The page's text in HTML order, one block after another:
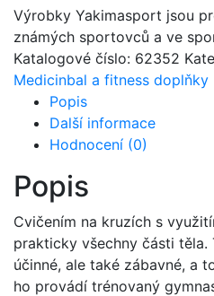
Výrobky Yakimasport jsou
známých sportovců a ve
Katalogové číslo: 62352
Medicinbal a fitness doplňky
Popis
Další informace
Hodnocení (0)
Popis
Cvičením na kruzích s
prakticky všechny části těla.
účinné, ale také zábavné, a
ho provádí trénovaný